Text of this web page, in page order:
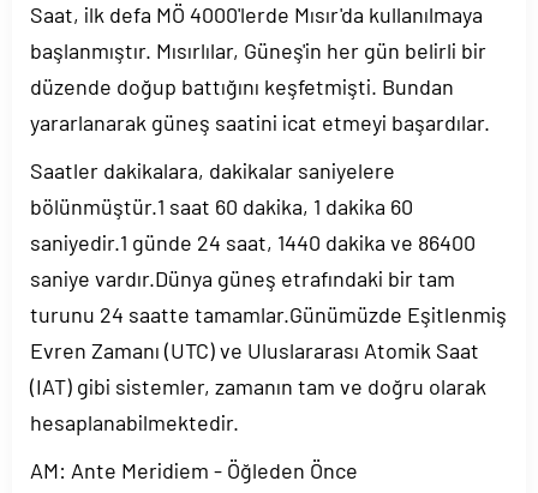
Saat, ilk defa MÖ 4000'lerde Mısır'da kullanılmaya
başlanmıştır. Mısırlılar, Güneş'in her gün belirli bir
düzende doğup battığını keşfetmişti. Bundan
yararlanarak güneş saatini icat etmeyi başardılar.
Saatler dakikalara, dakikalar saniyelere
bölünmüştür.1 saat 60 dakika, 1 dakika 60
saniyedir.1 günde 24 saat, 1440 dakika ve 86400
saniye vardır.Dünya güneş etrafındaki bir tam
turunu 24 saatte tamamlar.Günümüzde Eşitlenmiş
Evren Zamanı (UTC) ve Uluslararası Atomik Saat
(IAT) gibi sistemler, zamanın tam ve doğru olarak
hesaplanabilmektedir.
AM: Ante Meridiem - Öğleden Önce